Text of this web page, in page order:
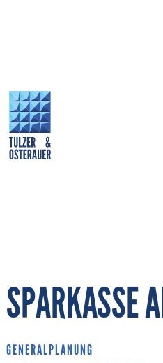
SPARKASSE
GENERALPLANUNG